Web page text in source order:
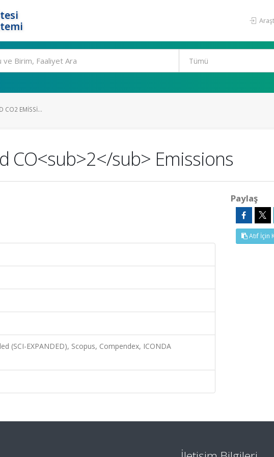
CO2 EMISSI...
CO<sub>2</sub> Emissions
(SCI-EXPANDED), Scopus, Compendex, ICONDA
Paylaş
Atıf İçin